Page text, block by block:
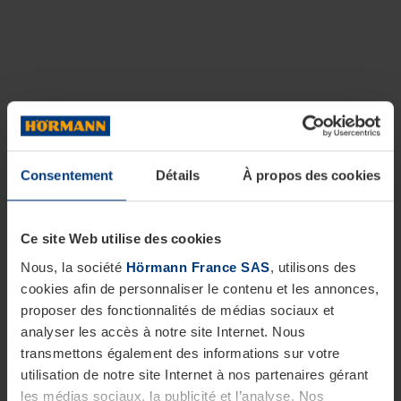
Consentement Détails À propos des cookies
Ce site Web utilise des cookies
Nous, la société Hörmann France SAS, utilisons des
cookies afin de personnaliser le contenu et les annonces,
proposer des fonctionnalités de médias sociaux et
analyser les accès à notre site Internet. Nous
transmettons également des informations sur votre
utilisation de notre site Internet à nos partenaires gérant
les médias sociaux, la publicité et l’analyse. Nos